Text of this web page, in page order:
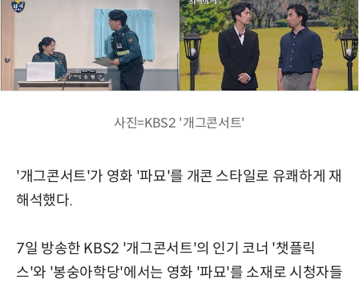
사진=KBS2 '개그콘서트'
'개그콘서트'가 영화 '파묘'를 개콘 스타일로 유쾌하게 재
해석했다.
7일 방송한 KBS2 '개그콘서트'의 인기 코너 '챗플릭
스'와 '봉숭아학당'에서는 영화 '파묘'를 소재로 시청자들